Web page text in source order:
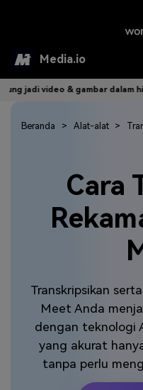
Media.io
Alat AI
AI Video
AI Audio
Produk AI
Editor Video AI
Editor Gambar AI
Find More Solutions >>
Efek Video
Efek Foto
Sumber Daya
FAQs
video & gambar dalam
Cara
Transkripsikan
Meet Anda
dengan teknologi
yang akurat
tanpa perlu
Beranda Alat-alat